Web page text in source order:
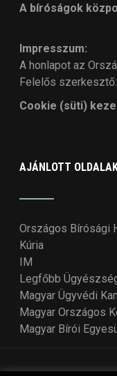
A bíróságok
Impresszum:
A honlapot az
Felelős
Cookie (süti)
AJÁNLOTT
Országos Bírósági
Kúria
IM
Legfőbb
Magyar Ügyvédi
Magyar Országos
Magyar Bírói